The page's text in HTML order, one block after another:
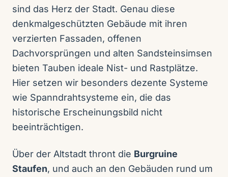
sind das Herz der Stadt. Genau diese
denkmalgeschützten Gebäude mit ihren
verzierten Fassaden, offenen
Dachvorsprüngen und alten Sandsteinsimsen
bieten Tauben ideale Nist- und Rastplätze.
Hier setzen wir besonders dezente Systeme
wie Spanndrahtsysteme ein, die das
historische Erscheinungsbild nicht
beeinträchtigen.
Über der Altstadt thront die Burgruine
Staufen, und auch an den Gebäuden rund um